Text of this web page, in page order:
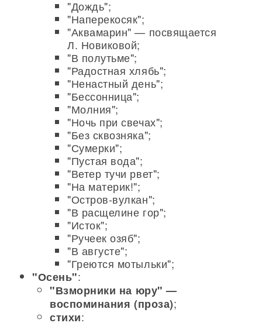
"Дождь";
"Наперекосяк";
"Аквамарин" — посвящается
Л. Новиковой;
"В полутьме";
"Радостная хлябь";
"Ненастный день";
"Бессонница";
"Молния";
"Ночь при свечах";
"Без сквозняка";
"Сумерки";
"Пустая вода";
"Ветер тучи рвет";
"На материк!";
"Остров-вулкан";
"В расщелине гор";
"Исток";
"Ручеек озяб";
"В августе";
"Греются мотыльки";
"Осень":
"Взморники на юру" —
воспоминания (проза);
стихи: